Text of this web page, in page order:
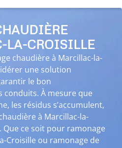
LA-CROISILLE
chaudière à Marcillac-la-
une solution
le bon
À mesure que
les résidus s’accumulent,
à Marcillac-la-
Que ce soit pour ramonage
Croisille ou ramonage de